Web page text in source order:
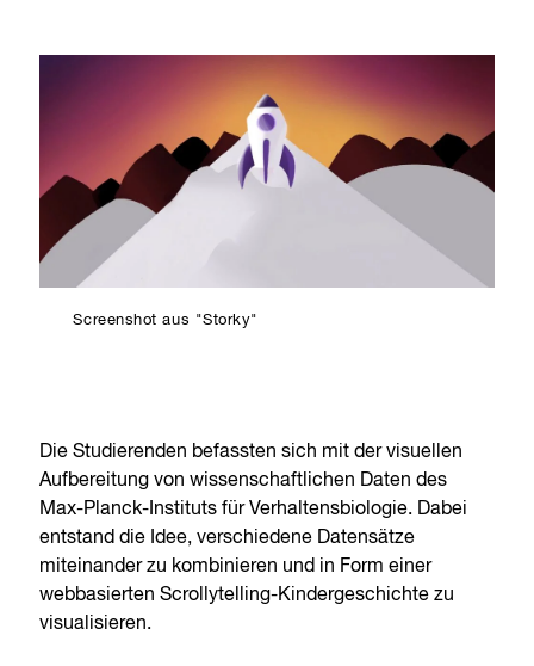
Screenshot aus "Storky"
Die Studierenden befassten sich mit der visuellen
Aufbereitung von wissenschaftlichen Daten des
Max-Planck-Instituts für Verhaltensbiologie. Dabei
entstand die Idee, verschiedene Datensätze
miteinander zu kombinieren und in Form einer
webbasierten Scrollytelling-Kindergeschichte zu
visualisieren.